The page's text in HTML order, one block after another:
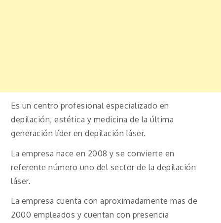
Es un centro profesional especializado en
depilación, estética y medicina de la última
generación líder en depilación láser.
La empresa nace en 2008 y se convierte en
referente número uno del sector de la depilación
láser.
La empresa cuenta con aproximadamente mas de
2000 empleados y cuentan con presencia